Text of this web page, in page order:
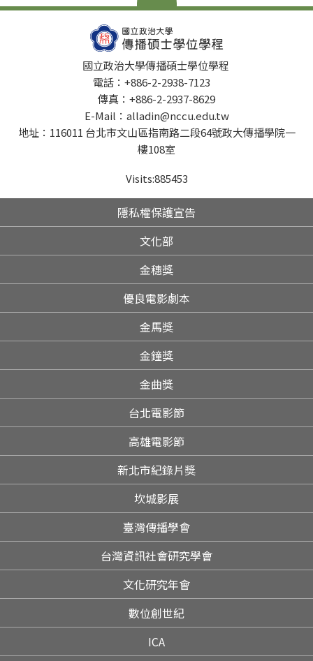
國立政治大學傳播碩士學位學程
電話：+886-2-2938-7123
傳真：+886-2-2937-8629
E-Mail：alladin@nccu.edu.tw
地址：116011 台北市文山區指南路二段64號政大傳播學院一
樓108室
Visits:885453
隱私權保護宣告
文化部
金穗獎
優良電影劇本
金馬獎
金鐘獎
金曲獎
台北電影節
高雄電影節
新北市紀錄片獎
坎城影展
臺灣傳播學會
台灣資訊社會研究學會
文化研究年會
數位創世紀
ICA